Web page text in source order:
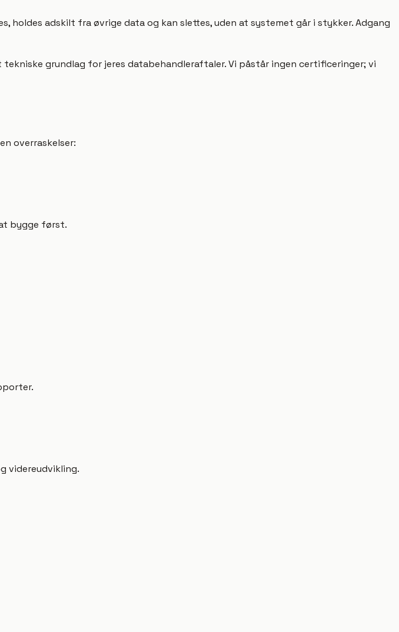
holdes adskilt fra øvrige data og kan slettes, uden at systemet går i stykker. Adgang
grundlag for jeres databehandleraftaler. Vi påstår ingen certificeringer; vi
overraskelser:
bygge først.
videreudvikling.